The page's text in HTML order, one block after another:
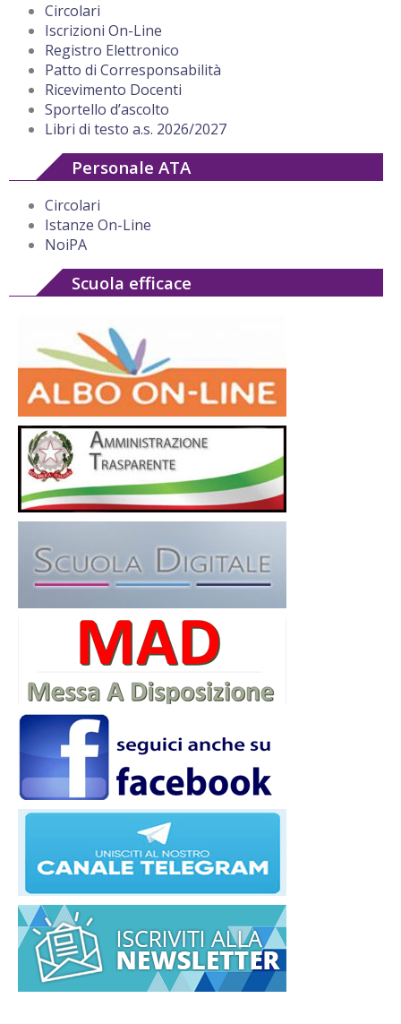
Circolari
Iscrizioni On-Line
Registro Elettronico
Patto di Corresponsabilità
Ricevimento Docenti
Sportello d’ascolto
Libri di testo a.s. 2026/2027
Personale ATA
Circolari
Istanze On-Line
NoiPA
Scuola efficace